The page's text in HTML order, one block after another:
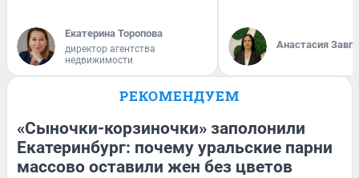
Екатерина Торопова
директор агентства
недвижимости
Анастасия
РЕКОМЕНДУЕМ
«Сыночки-корзиночки» заполонили
Екатеринбург: почему уральские парни
массово оставили жен без цветов